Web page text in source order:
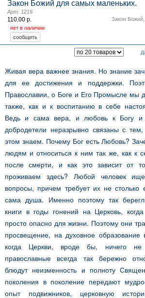
Закон Божий для самых маленьких.
Закон Божий
Арт. 1216
110.00 р.
нет в наличии
Живая вера важнее знания. Но знание
для ее достижения и поддержки.
Православии, о Боге и Его Промысле мы
также, как и к воспитанию в себе
Ведь и сама вера, и любовь к Богу
добродетели неразрывно связаны с
этом знаем. Почему Бог есть Любовь?
людям и относиться к ним так же, как к
после смерти, и как это зависит от
проживаем здесь? Любой человек
вопросы, причем требует их не столько
сама душа. Именно поэтому так
книги в годы гонений на Церковь,
просто опасно для жизни. Поэтому они
просвещение, на духовное образование
когда Церкви, вроде бы, ничего не
православные всегда так бережно
блюдут неизменность и полноту
поколения в поколение передают
опыт подвижников, церковную